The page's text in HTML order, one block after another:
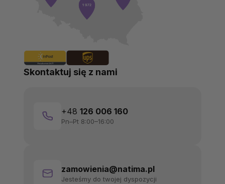
Skontaktuj się z nami
+48 126 006 160
Pn–Pt 8:00–16:00
zamowienia@natima.pl
Jesteśmy do twojej dyspozycji